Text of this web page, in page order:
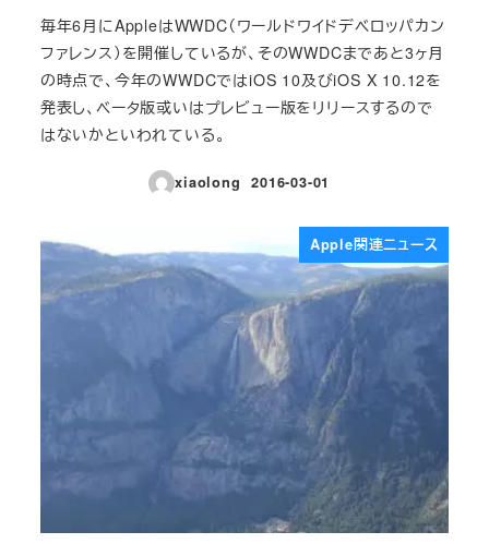
毎年6月にAppleはWWDC（ワールドワイドデベロッパカン
ファレンス）を開催しているが、そのWWDCまであと3ヶ月
の時点で、今年のWWDCではiOS 10及びiOS X 10.12を
発表し、ベータ版或いはプレビュー版をリリースするので
はないかといわれている。
xiaolong
投稿日
2016-03-01
Apple関連ニュース